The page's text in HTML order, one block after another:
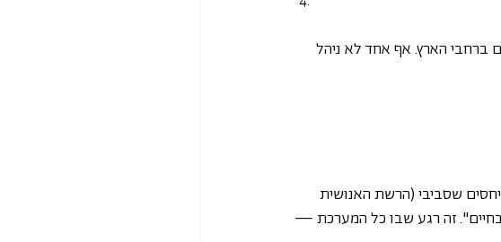
אלפים מתנדבים התארגנו מעצמם ל־31 בתי חולים ברחבי הארץ. אף אחד לא ניהל
שסביבי (הרשת האנושית
זה רגע שבו כל המערכת —